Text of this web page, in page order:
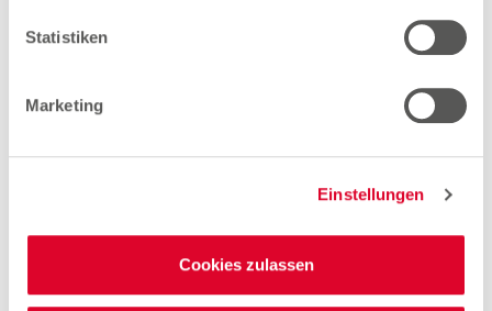
Statistiken
Marketing
Einstellungen
Cookies zulassen
Öffnungszeiten
Offene Stellen
Mehr Informationen